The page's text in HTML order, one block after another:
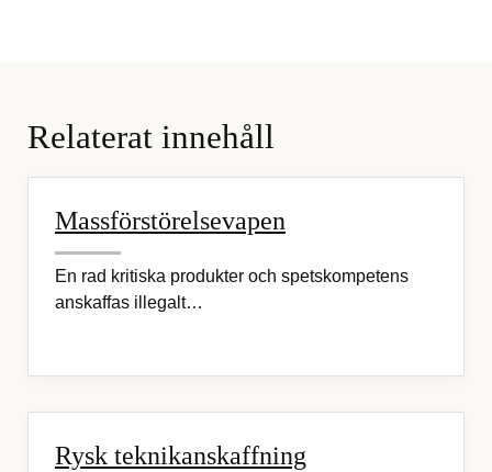
Relaterat innehåll
Massförstörelsevapen
En rad kritiska produkter och spetskompetens
anskaffas illegalt…
Rysk teknikanskaffning